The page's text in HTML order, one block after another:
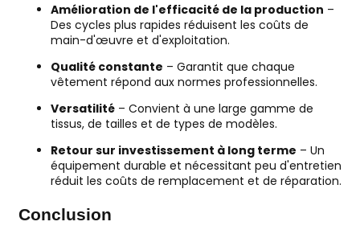
Amélioration de l'efficacité de la production –
Des cycles plus rapides réduisent les coûts de
main-d'œuvre et d'exploitation.
Qualité constante – Garantit que chaque
vêtement répond aux normes professionnelles.
Versatilité– Convient à une large gamme de
tissus, de tailles et de types de modèles.
Retour sur investissement à long terme – Un
équipement durable et nécessitant peu d'entretien
réduit les coûts de remplacement et de réparation.
Conclusion